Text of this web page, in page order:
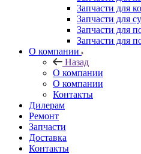
Запчасти для
Запчасти для
Запчасти для
Запчасти для
О компании
Назад
О компании
О компании
Контакты
Дилерам
Ремонт
Запчасти
Доставка
Контакты